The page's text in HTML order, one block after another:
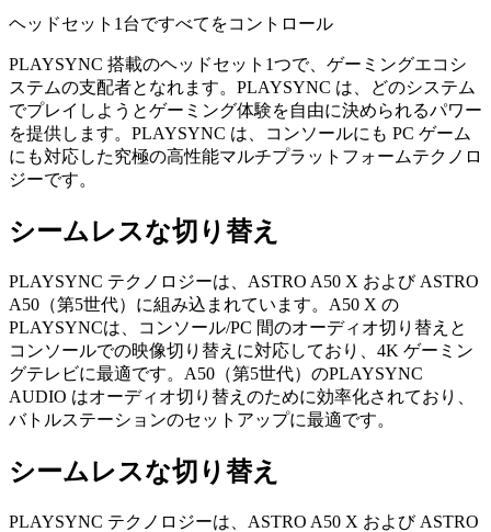
ヘッドセット1台ですべてをコントロール
PLAYSYNC 搭載のヘッドセット1つで、ゲーミングエコシ
ステムの支配者となれます。PLAYSYNC は、どのシステム
でプレイしようとゲーミング体験を自由に決められるパワー
を提供します。PLAYSYNC は、コンソールにも PC ゲーム
にも対応した究極の高性能マルチプラットフォームテクノロ
ジーです。
シームレスな切り替え
PLAYSYNC テクノロジーは、ASTRO A50 X および ASTRO
A50（第5世代）に組み込まれています。A50 X の
PLAYSYNCは、コンソール/PC 間のオーディオ切り替えと
コンソールでの映像切り替えに対応しており、4K ゲーミン
グテレビに最適です。A50（第5世代）のPLAYSYNC
AUDIO はオーディオ切り替えのために効率化されており、
バトルステーションのセットアップに最適です。
シームレスな切り替え
PLAYSYNC テクノロジーは、ASTRO A50 X および ASTRO